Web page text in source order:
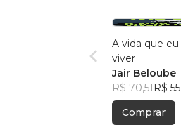
A vida que
viver
Jair Beloube
R$ 70,51R$
Comprar